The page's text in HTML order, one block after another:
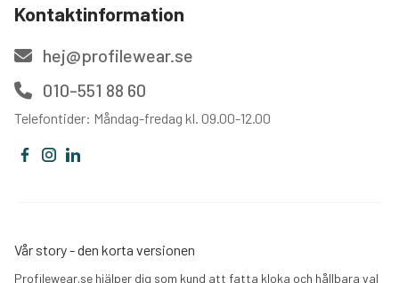
Kontaktinformation
hej@profilewear.se
010-551 88 60
Telefontider: Måndag-fredag kl. 09.00-12.00
Vår story - den korta versionen
Profilewear.se hjälper dig som kund att fatta kloka och hållbara val